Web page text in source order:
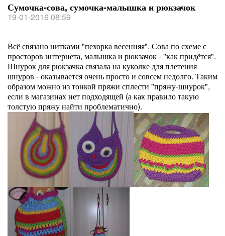
Сумочка-сова, сумочка-малышка и рюкзачок
19-01-2016 08:59
Всё связано нитками "пехорка весенняя". Сова по схеме с
просторов интернета, малышка и рюкзачок - "как придётся".
Шнурок для рюкзачка связала на куколке для плетения
шнуров - оказывается очень просто и совсем недолго. Таким
образом можно из тонкой пряжи сплести "пряжу-шнурок",
если в магазинах нет подходящей (а как правило такую
толстую пряжу найти проблематично).